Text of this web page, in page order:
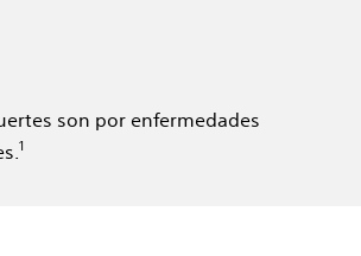
son por enfermedades
1